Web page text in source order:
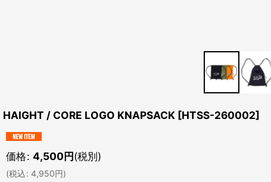
HAIGHT / CORE LOGO KNAPSACK [HTSS-260002]
価格: 4,500円(税別)
(税込: 4,950円)